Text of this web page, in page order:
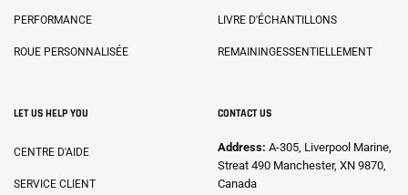
PERFORMANCE
ROUE PERSONNALISÉE
LIVRE D'ÉCHANTILLONS
REMAININGESSENTIELLEMENT
LET US HELP YOU
CENTRE D'AIDE
SERVICE CLIENT
CONTACT US
Address: A-305, Liverpool Marine,
Streat 490 Manchester, XN 9870,
Canada